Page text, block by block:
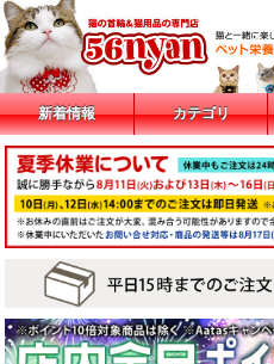
新着情報 カテゴリ